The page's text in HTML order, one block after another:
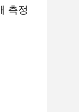
측정